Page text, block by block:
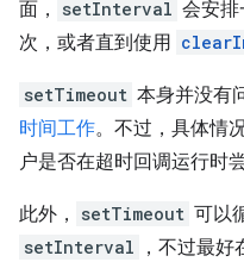
面，
setInterval 会安
次，或者直到使用
setTimeout 本身并没有
时间工作。不过，具体情
户是否在超时回调运行时
此外， setTimeout 可以
setInterval
，不过最